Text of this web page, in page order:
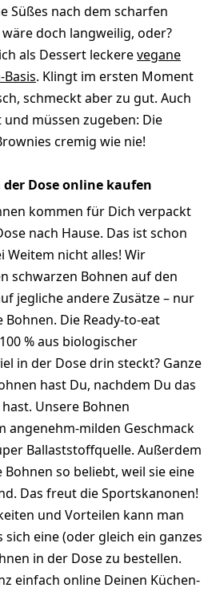
Süßes nach dem scharfen
doch langweilig, oder?
als Dessert leckerevegane
. Klingt im ersten Moment
schmeckt aber zu gut. Auch
müssen zugeben: Die
cremig wie nie!
Dose online kaufen
kommen für Dich verpackt
nach Hause. Das ist schon
Weitem nicht alles! Wir
schwarzen Bohnen auf den
jegliche andere Zusätze – nur
Die Ready-to-eat
% aus biologischer
in der Dose drin steckt? Ganze
hast Du, nachdem Du das
Unsere Bohnen
angenehm-milden Geschmack
Ballaststoffquelle. Außerdem
so beliebt, weil sie eine
Das freut die Sportskanonen!
und Vorteilen kann man
eine (oder gleich ein ganzes
in der Dose zu bestellen.
einfach online Deinen Küchen-